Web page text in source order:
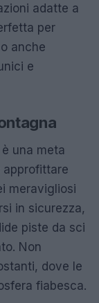
adatte a
per
anche
e
una meta
approfittare
meravigliosi
in sicurezza,
piste da sci
Non
dove le
fiabesca.